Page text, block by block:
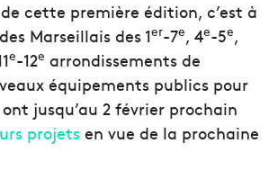
cette première édition, c’est à
Marseillais des 1er-7e, 4e-5e,
e-12e arrondissements de
équipements publics pour
jusqu’au 2 février prochain
projetsen vue de la prochaine